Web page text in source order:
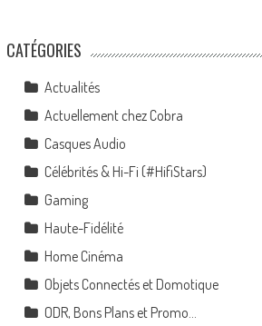
CATÉGORIES
Actualités
Actuellement chez Cobra
Casques Audio
Célébrités & Hi-Fi (#HifiStars)
Gaming
Haute-Fidélité
Home Cinéma
Objets Connectés et Domotique
ODR, Bons Plans et Promo…